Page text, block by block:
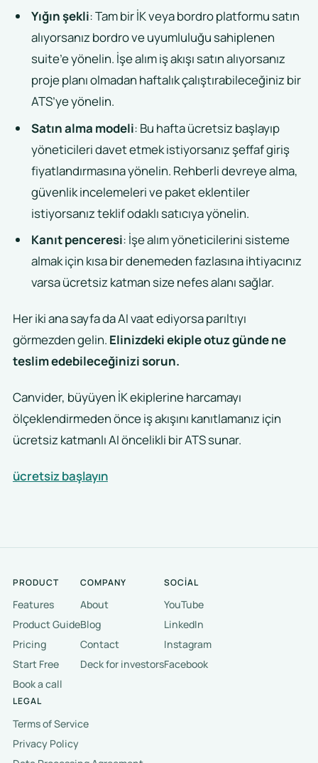
Yığın şekli: Tam bir İK veya bordro platformu satın
alıyorsanız bordro ve uyumluluğu sahiplenen
suite’e yönelin. İşe alım iş akışı satın alıyorsanız
proje planı olmadan haftalık çalıştırabileceğiniz bir
ATS’ye yönelin.
Satın alma modeli: Bu hafta ücretsiz başlayıp
yöneticileri davet etmek istiyorsanız şeffaf giriş
fiyatlandırmasına yönelin. Rehberli devreye alma,
güvenlik incelemeleri ve paket eklentiler
istiyorsanız teklif odaklı satıcıya yönelin.
Kanıt penceresi: İşe alım yöneticilerini sisteme
almak için kısa bir denemeden fazlasına ihtiyacınız
varsa ücretsiz katman size nefes alanı sağlar.
Her iki ana sayfa da AI vaat ediyorsa parıltıyı
görmezden gelin. Elinizdeki ekiple otuz günde ne
teslim edebileceğinizi sorun.
Canvider, büyüyen İK ekiplerine harcamayı
ölçeklendirmeden önce iş akışını kanıtlamanız için
ücretsiz katmanlı AI öncelikli bir ATS sunar.
ücretsiz başlayın
PRODUCT
Features
Product Guide
Pricing
Start Free
Book a call
COMPANY
About
Blog
Contact
Deck for investors
SOCIAL
YouTube
LinkedIn
Instagram
Facebook
LEGAL
Terms of Service
Privacy Policy